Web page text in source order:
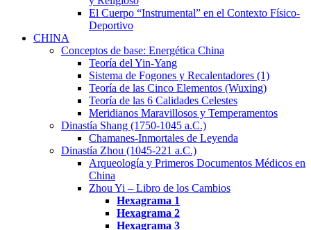
El Cuerpo “Instrumental” en el Contexto Físico-
Deportivo
CHINA
Conceptos de base: Energética China
Teoría del Yin-Yang
Sistema de Fogones y Recalentadores (1)
Teoría de las Cinco Elementos (Wuxing)
Teoría de las 6 Calidades Celestes
Meridianos Maravillosos y Temperamentos
Dinastía Shang (1750-1045 a.C.)
Chamanes-Inmortales de Leyenda
Dinastía Zhou (1045-221 a.C.)
Arqueología y Primeros Documentos Médicos en
China
Zhou Yi – Libro de los Cambios
Hexagrama 1
Hexagrama 2
Hexagrama 3